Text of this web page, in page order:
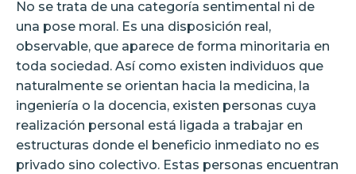
No se trata de una categoría sentimental ni de
una pose moral. Es una disposición real,
observable, que aparece de forma minoritaria en
toda sociedad. Así como existen individuos que
naturalmente se orientan hacia la medicina, la
ingeniería o la docencia, existen personas cuya
realización personal está ligada a trabajar en
estructuras donde el beneficio inmediato no es
privado sino colectivo. Estas personas encuentran